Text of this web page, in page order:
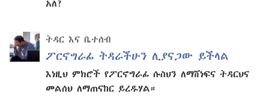
አለ?
ትዳር እና ቤተሰብ
ፖርኖግራፊ ትዳራችሁን ሊያናጋው ይችላል
እነዚህ ምክሮች የፖርኖግራፊ ሱስህን ለማሸነፍና ትዳርህና
መልሰህ ለማጠናከር ይረዱሃል።